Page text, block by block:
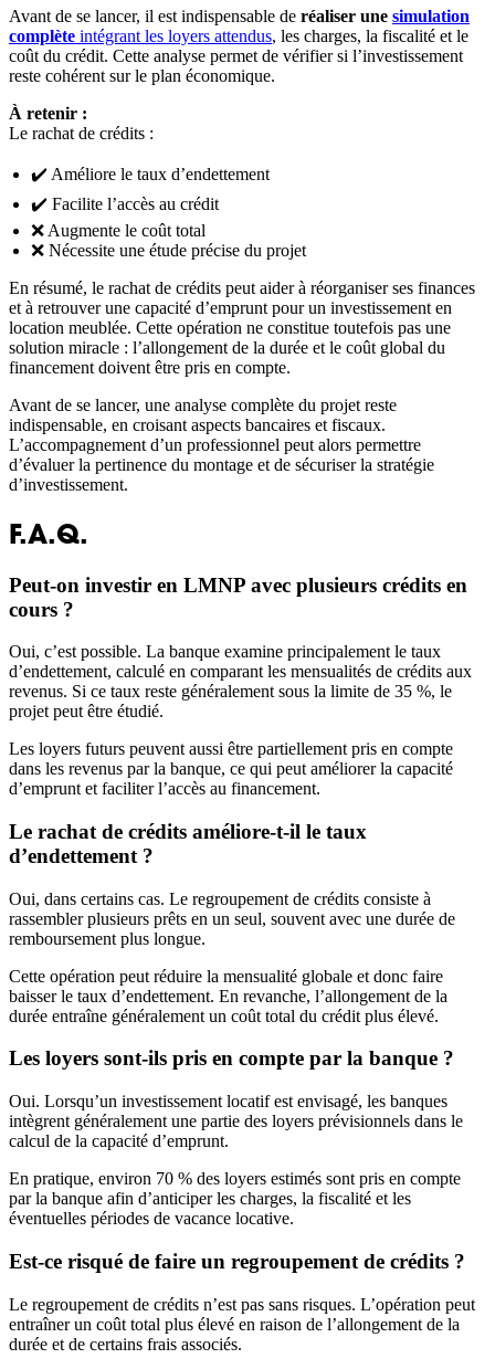
Avant de se lancer, il est indispensable de réaliser une simulation
complète intégrant les loyers attendus, les charges, la fiscalité et le
coût du crédit. Cette analyse permet de vérifier si l’investissement
reste cohérent sur le plan économique.
À retenir :
Le rachat de crédits :
✔️ Améliore le taux d’endettement
✔️ Facilite l’accès au crédit
❌ Augmente le coût total
❌ Nécessite une étude précise du projet
En résumé, le rachat de crédits peut aider à réorganiser ses finances
et à retrouver une capacité d’emprunt pour un investissement en
location meublée. Cette opération ne constitue toutefois pas une
solution miracle : l’allongement de la durée et le coût global du
financement doivent être pris en compte.
Avant de se lancer, une analyse complète du projet reste
indispensable, en croisant aspects bancaires et fiscaux.
L’accompagnement d’un professionnel peut alors permettre
d’évaluer la pertinence du montage et de sécuriser la stratégie
d’investissement.
F.A.Q.
Peut-on investir en LMNP avec plusieurs crédits en
cours ?
Oui, c’est possible. La banque examine principalement le taux
d’endettement, calculé en comparant les mensualités de crédits aux
revenus. Si ce taux reste généralement sous la limite de 35 %, le
projet peut être étudié.
Les loyers futurs peuvent aussi être partiellement pris en compte
dans les revenus par la banque, ce qui peut améliorer la capacité
d’emprunt et faciliter l’accès au financement.
Le rachat de crédits améliore-t-il le taux
d’endettement ?
Oui, dans certains cas. Le regroupement de crédits consiste à
rassembler plusieurs prêts en un seul, souvent avec une durée de
remboursement plus longue.
Cette opération peut réduire la mensualité globale et donc faire
baisser le taux d’endettement. En revanche, l’allongement de la
durée entraîne généralement un coût total du crédit plus élevé.
Les loyers sont-ils pris en compte par la banque ?
Oui. Lorsqu’un investissement locatif est envisagé, les banques
intègrent généralement une partie des loyers prévisionnels dans le
calcul de la capacité d’emprunt.
En pratique, environ 70 % des loyers estimés sont pris en compte
par la banque afin d’anticiper les charges, la fiscalité et les
éventuelles périodes de vacance locative.
Est-ce risqué de faire un regroupement de crédits ?
Le regroupement de crédits n’est pas sans risques. L’opération peut
entraîner un coût total plus élevé en raison de l’allongement de la
durée et de certains frais associés.